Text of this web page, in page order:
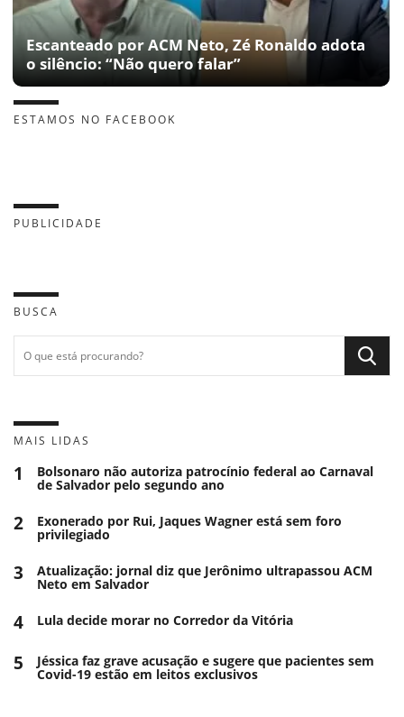
Escanteado por ACM Neto, Zé Ronaldo adota
o silêncio: “Não quero falar”
ESTAMOS NO FACEBOOK
PUBLICIDADE
BUSCA
MAIS LIDAS
1 Bolsonaro não autoriza patrocínio federal ao Carnaval
de Salvador pelo segundo ano
2 Exonerado por Rui, Jaques Wagner está sem foro
privilegiado
3 Atualização: jornal diz que Jerônimo ultrapassou ACM
Neto em Salvador
4 Lula decide morar no Corredor da Vitória
5 Jéssica faz grave acusação e sugere que pacientes sem
Covid-19 estão em leitos exclusivos